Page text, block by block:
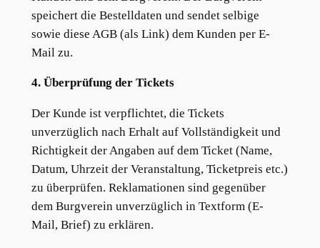
speichert die Bestelldaten und sendet selbige
sowie diese AGB (als Link) dem Kunden per E-
Mail zu.
4. Überprüfung der Tickets
Der Kunde ist verpflichtet, die Tickets
unverzüglich nach Erhalt auf Vollständigkeit und
Richtigkeit der Angaben auf dem Ticket (Name,
Datum, Uhrzeit der Veranstaltung, Ticketpreis etc.)
zu überprüfen. Reklamationen sind gegenüber
dem Burgverein unverzüglich in Textform (E-
Mail, Brief) zu erklären.